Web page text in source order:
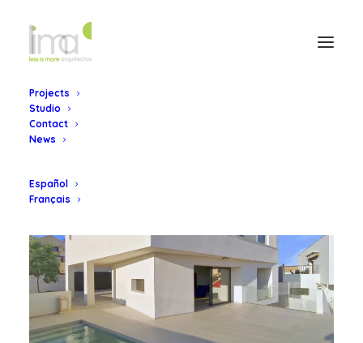
Projects
Studio
Contact
News
Español
Français